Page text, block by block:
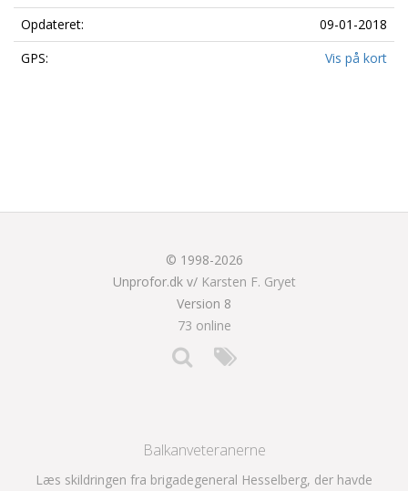
Opdateret:
09-01-2018
GPS:
Vis på kort
© 1998-2026
Unprofor.dk v/ Karsten F. Gryet
Version 8
73 online
Balkanveteranerne
Læs skildringen fra brigadegeneral Hesselberg, der havde